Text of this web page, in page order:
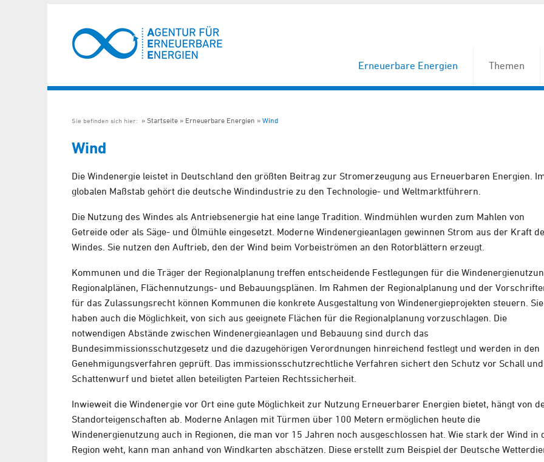
Erneuerbare Energien Themen
Sie befinden sich hier: Startseite Erneuerbare Energien Wind
Wind
Die Windenergie leistet in Deutschland den größten Beitrag zur Stromerzeugung aus Erneuerbaren Energien.
globalen Maßstab gehört die deutsche Windindustrie zu den Technologie- und Weltmarktführern.
Die Nutzung des Windes als Antriebsenergie hat eine lange Tradition. Windmühlen wurden zum Mahlen von
Getreide oder als Säge- und Ölmühle eingesetzt. Moderne Windenergieanlagen gewinnen Strom aus der Kraft
Windes. Sie nutzen den Auftrieb, den der Wind beim Vorbeiströmen an den Rotorblättern erzeugt.
Kommunen und die Träger der Regionalplanung treffen entscheidende Festlegungen für die
Regionalplänen, Flächennutzungs- und Bebauungsplänen. Im Rahmen der Regionalplanung und der
für das Zulassungsrecht können Kommunen die konkrete Ausgestaltung von Windenergieprojekten steuern. Sie
haben auch die Möglichkeit, von sich aus geeignete Flächen für die Regionalplanung vorzuschlagen. Die
notwendigen Abstände zwischen Windenergieanlagen und Bebauung sind durch das
Bundesimmissionsschutzgesetz und die dazugehörigen Verordnungen hinreichend festlegt und werden in den
Genehmigungsverfahren geprüft. Das immissionsschutzrechtliche Verfahren sichert den Schutz vor Schall und
Schattenwurf und bietet allen beteiligten Parteien Rechtssicherheit.
Inwieweit die Windenergie vor Ort eine gute Möglichkeit zur Nutzung Erneuerbarer Energien bietet, hängt von
Standorteigenschaften ab. Moderne Anlagen mit Türmen über 100 Metern ermöglichen heute die
Windenergienutzung auch in Regionen, die man vor 15 Jahren noch ausgeschlossen hat. Wie stark der Wind in
Region weht, kann man anhand von Windkarten abschätzen. Diese erstellt zum Beispiel der Deutsche